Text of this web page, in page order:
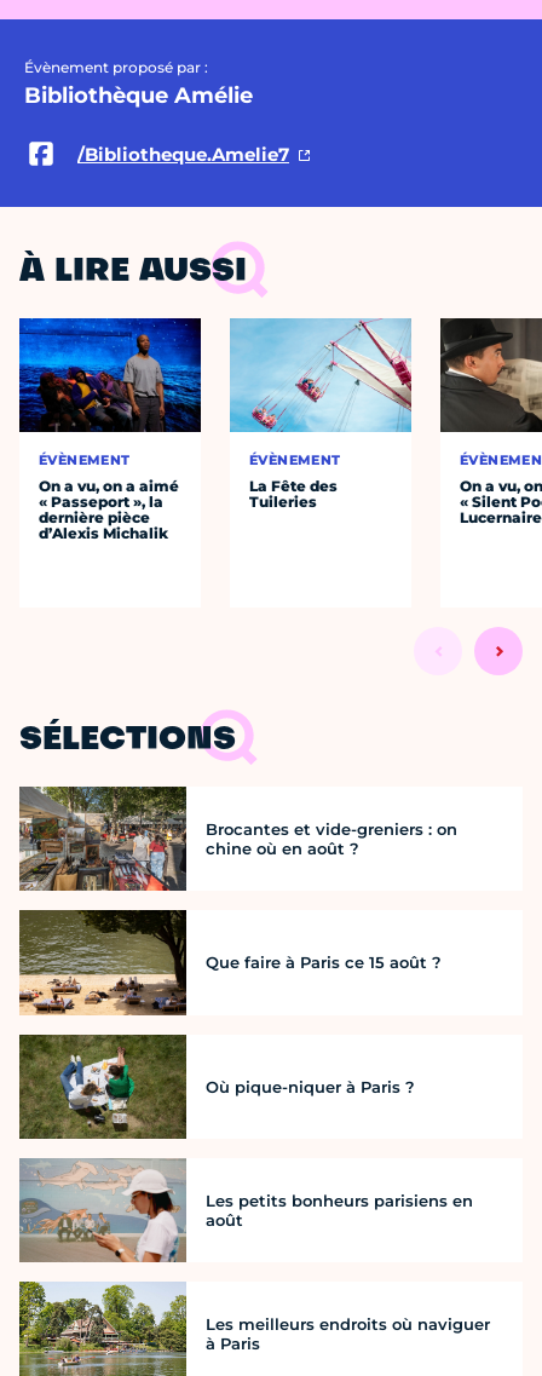
Évènement proposé par :
Bibliothèque Amélie
/Bibliotheque.Amelie7
À LIRE AUSSI
ÉVÈNEMENT
On a vu, on a aimé
« Passeport », la
dernière pièce
d’Alexis Michalik
ÉVÈNEMENT
La Fête des
Tuileries
On a vu,
« Silent
Lucernaire
SÉLECTIONS
Brocantes et vide-greniers : on
chine où en août ?
Que faire à Paris ce 15 août ?
Où pique-niquer à Paris ?
Les petits bonheurs parisiens en
août
Les meilleurs endroits où naviguer
à Paris